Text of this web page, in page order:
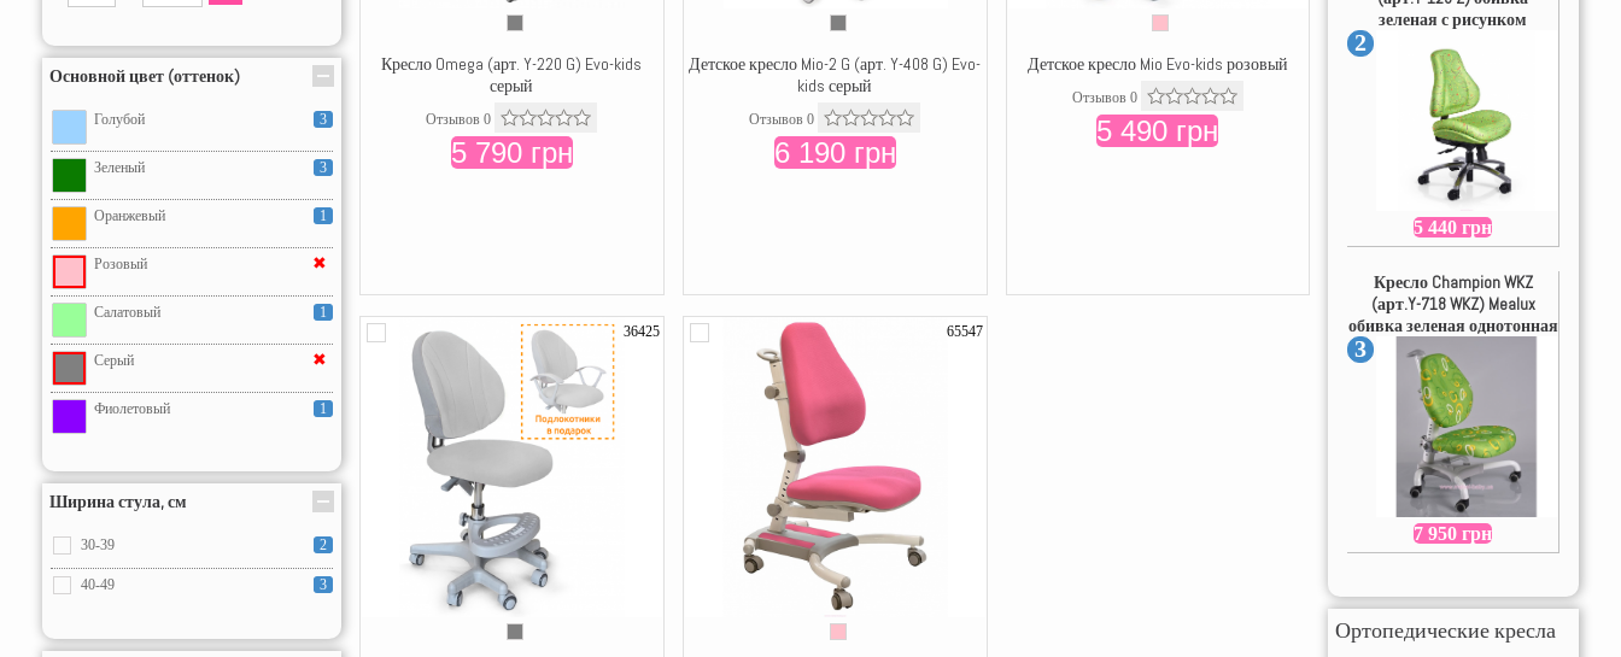
Основной цвет (оттенок)
Голубой 3
Зеленый 3
Оранжевый 1
Розовый ✖
Салатовый 1
Серый ✖
Фиолетовый 1
Ширина стула, см
30-39 2
40-49 3
Кресло Omega (арт. Y-220 G) Evo-kids
серый
Отзывов 0
5 790 грн
Детское кресло Mio-2 G (арт. Y-408 G) Evo-
kids серый
Отзывов 0
6 190 грн
Детское кресло Mio Evo-kids розовый
Отзывов 0
5 490 грн
36425 65547
зеленая с рисунком
2
5 440 грн
Кресло Champion WKZ
(арт.Y-718 WKZ) Mealux
обивка зеленая однотонная
3
7 950 грн
Ортопедические кресла